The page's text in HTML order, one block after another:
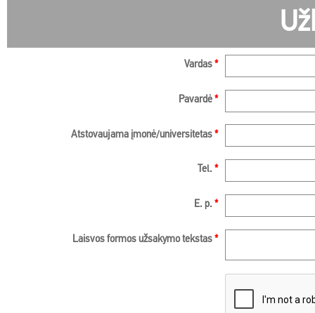
Vardas *
Pavardė *
Atstovaujama įmonė/universitetas *
Tel. *
E. p. *
Laisvos formos užsakymo tekstas *